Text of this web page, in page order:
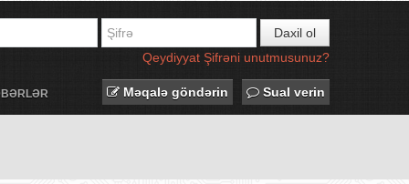
Daxil ol
Qeydiyyat Şifrəni unutmusunuz?
Məqalə göndərin Sual verin